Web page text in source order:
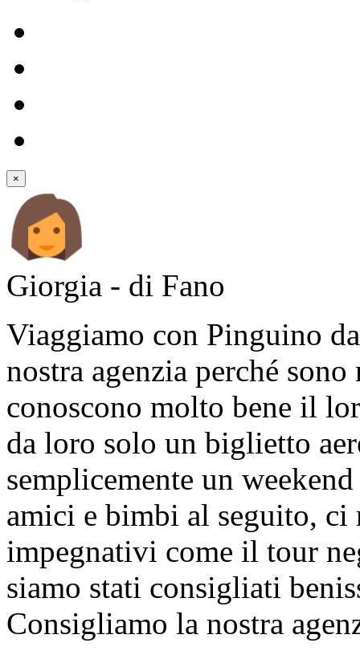
×
Giorgia - di Fano
Viaggiamo con Pinguino
nostra agenzia perché
conoscono molto bene il
da loro solo un biglietto
semplicemente un
amici e bimbi al seguito,
impegnativi come il tour
siamo stati consigliati
Consigliamo la nostra